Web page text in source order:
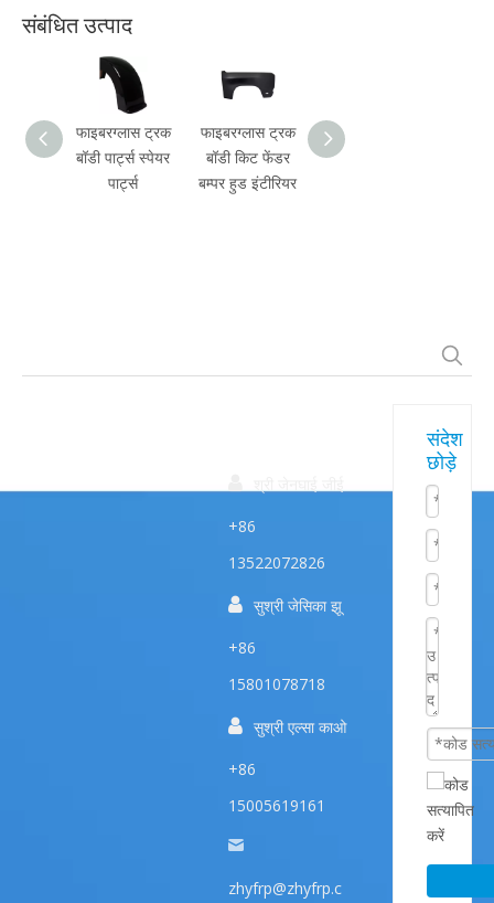
संबंधित उत्पाद
फाइबरग्लास ट्रक
बॉडी पार्ट्स स्पेयर
पार्ट्स
फाइबरग्लास ट्रक
बॉडी किट फेंडर
बम्पर हुड इंटीरियर
फाइबरग्लास हैवी
ड्यूटी ट्रक बंपर
+86
13522072826
 सुश्री जेसिका झू
+86
15801078718
 सुश्री एल्सा काओ
+86
15005619161
zhyfrp@zhyfrp.c
संदेश
छोड़े